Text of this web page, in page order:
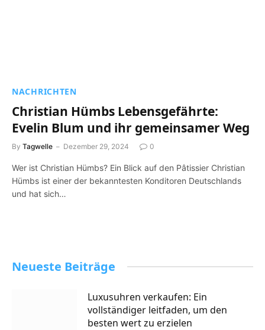
NACHRICHTEN
Christian Hümbs Lebensgefährte:
Evelin Blum und ihr gemeinsamer Weg
By Tagwelle Dezember 29, 2024 0
Wer ist Christian Hümbs? Ein Blick auf den Pâtissier Christian
Hümbs ist einer der bekanntesten Konditoren Deutschlands
und hat sich…
Neueste Beiträge
Luxusuhren verkaufen: Ein
vollständiger leitfaden, um den
besten wert zu erzielen